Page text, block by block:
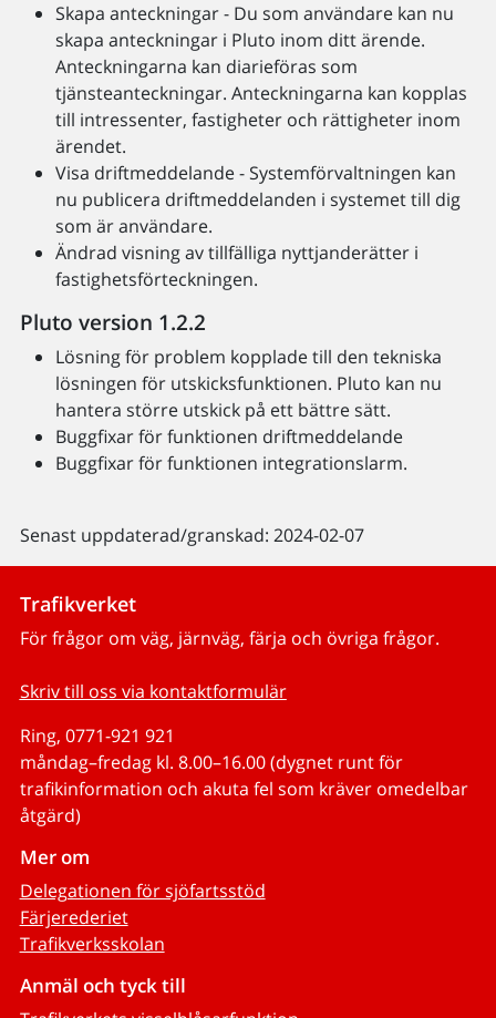
Skapa anteckningar - Du som användare kan nu
skapa anteckningar i Pluto inom ditt ärende.
Anteckningarna kan diarieföras som
tjänsteanteckningar. Anteckningarna kan kopplas
till intressenter, fastigheter och rättigheter inom
ärendet.
Visa driftmeddelande - Systemförvaltningen kan
nu publicera driftmeddelanden i systemet till dig
som är användare.
Ändrad visning av tillfälliga nyttjanderätter i
fastighetsförteckningen.
Pluto version 1.2.2
Lösning för problem kopplade till den tekniska
lösningen för utskicksfunktionen. Pluto kan nu
hantera större utskick på ett bättre sätt.
Buggfixar för funktionen driftmeddelande
Buggfixar för funktionen integrationslarm.
Senast uppdaterad/granskad: 2024-02-07
Trafikverket
För frågor om väg, järnväg, färja och övriga frågor.
Skriv till oss via kontaktformulär
Ring, 0771-921 921
måndag–fredag kl. 8.00–16.00 (dygnet runt för
trafikinformation och akuta fel som kräver omedelbar
åtgärd)
Mer om
Delegationen för sjöfartsstöd
Färjerederiet
Trafikverksskolan
Anmäl och tyck till